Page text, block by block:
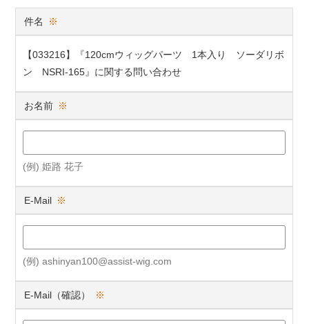
件名 ※
【033216】『120cmウィッグパーツ 1本入り ソーダリボ
ン NSRI-165』に関する問い合わせ
お名前 ※
(例) 姫路 花子
E-Mail ※
(例) ashinyan100@assist-wig.com
E-Mail（確認） ※